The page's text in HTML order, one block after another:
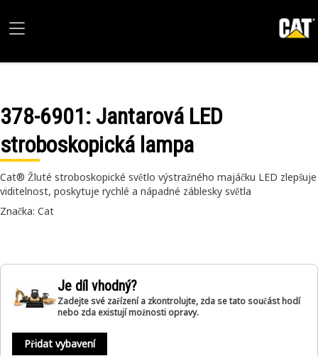
378-6901: Jantarová LED
stroboskopická lampa
Cat® Žluté stroboskopické světlo výstražného majáčku LED zlepšuje
viditelnost, poskytuje rychlé a nápadné záblesky světla
Značka: Cat
Je díl vhodný?
Zadejte své zařízení a zkontrolujte, zda se tato součást hodí
nebo zda existují možnosti opravy.
Přidat vybavení